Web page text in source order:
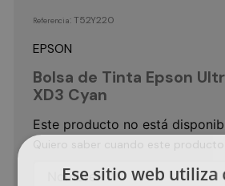
Referencia:T52Y220
EPSON
Bolsa de Tinta Epson
XD3 Cyan
Este producto no está
Quiero saber cuando este
Ese sitio web utiliza